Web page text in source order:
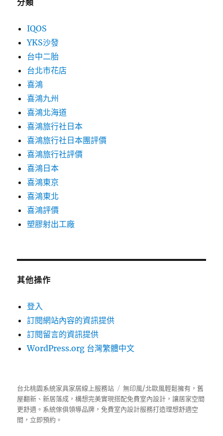
分類
IQOS
YKS沙發
台中二胎
台北市花店
喜鴻
喜鴻九州
喜鴻北海道
喜鴻旅行社日本
喜鴻旅行社日本團評價
喜鴻旅行社評價
喜鴻日本
喜鴻東京
喜鴻東北
喜鴻評價
塑膠射出工廠
其他操作
登入
訂閱網站內容的資訊提供
訂閱留言的資訊提供
WordPress.org 台灣繁體中文
台北桃園系統家具家居線上服務站
無印風/北歐風輕鬆擁有，舊
屋翻新、新居落成，構想完美實現搭配免費室內設計，讓居家空間
更舒適。 系統傢俱領導品牌，免費室內設計服務打造理想舒適空
間，立即預約。